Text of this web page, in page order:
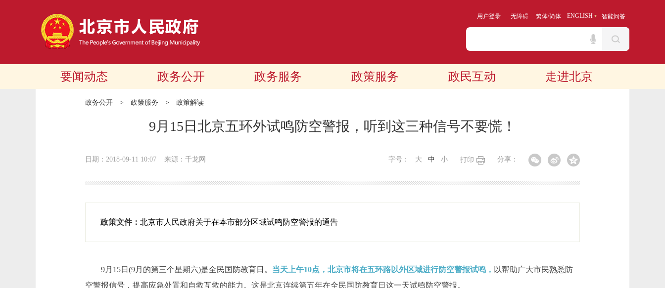
用户登录 无障碍 繁体/简体 ENGLISH 智能问答
要闻动态 政务公开 政务服务 政策服务 政民互动 走进北京
政务公开 > 政策服务 > 政策解读
9月15日北京五环外试鸣防空警报，听到这三种信号不要慌！
日期：2018-09-11 10:07 来源：千龙网 分享：
打印
字号： 大 中 小
政策文件： 北京市人民政府关于在本市部分区域试鸣防空警报的通告
9月15日(9月的第三个星期六)是全民国防教育日。 当天上午10点，北京市将在五环路以外区域进行防空警报试鸣， 以帮助广大市民熟悉防
空警报信号，提高应急处置和自救互救的能力。这是北京连续第五年在全民国防教育日这一天试鸣防空警报。